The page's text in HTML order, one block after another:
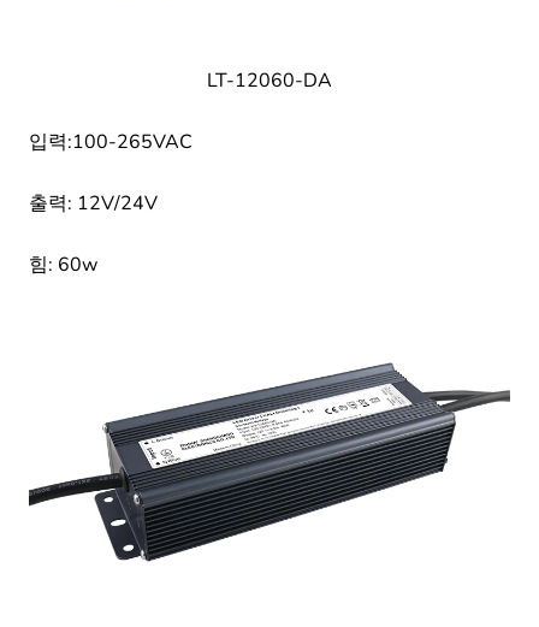
LT-12060-DA
입력:100-265VAC
출력: 12V/24V
힘: 60w